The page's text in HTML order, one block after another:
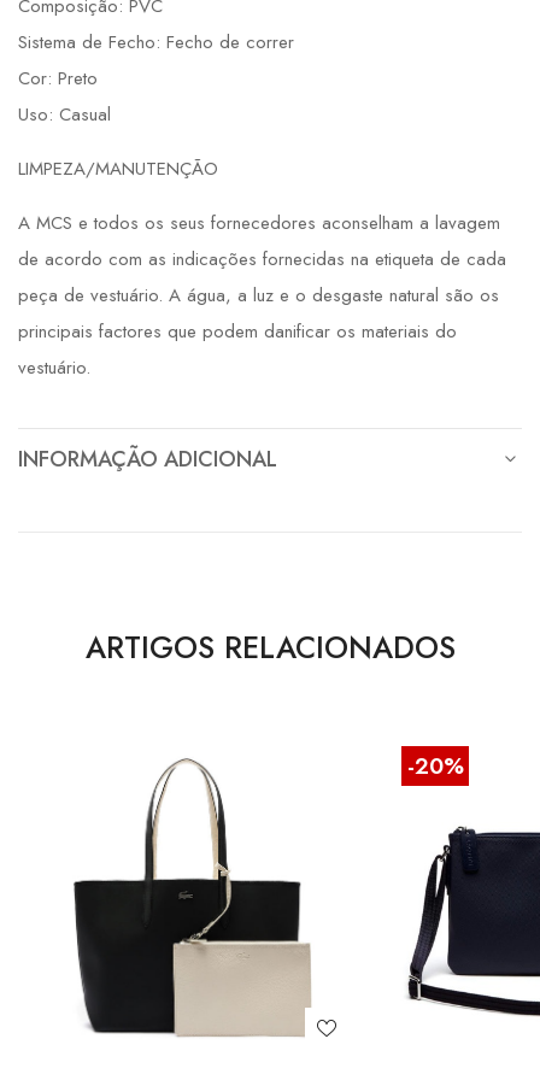
Composição: PVC
Sistema de Fecho: Fecho de correr
Cor: Preto
Uso: Casual
LIMPEZA/MANUTENÇÃO
A MCS e todos os seus fornecedores aconselham a lavagem
de acordo com as indicações fornecidas na etiqueta de cada
peça de vestuário. A água, a luz e o desgaste natural são os
principais factores que podem danificar os materiais do
vestuário.
INFORMAÇÃO ADICIONAL
ARTIGOS RELACIONADOS
-20%